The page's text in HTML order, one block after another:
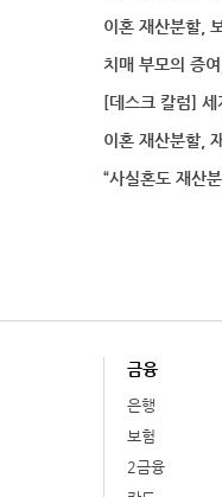
금융
은행
보험
2금융